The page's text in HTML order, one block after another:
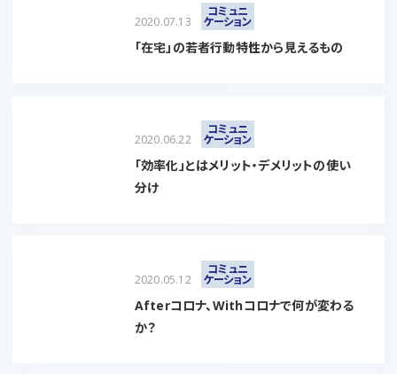
2020.07.13
コミュニ
ケーション
「在宅」の若者行動特性から見えるもの
2020.06.22
コミュニ
ケーション
「効率化」とはメリット・デメリットの使い
分け
2020.05.12
コミュニ
ケーション
Afterコロナ、Withコロナで何が変わる
か？